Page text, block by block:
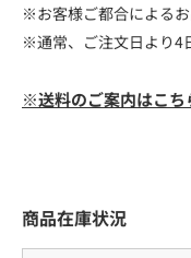
※お客様ご都合によるお
※通常、ご注文日より4
※送料のご案内はこち
商品在庫状況